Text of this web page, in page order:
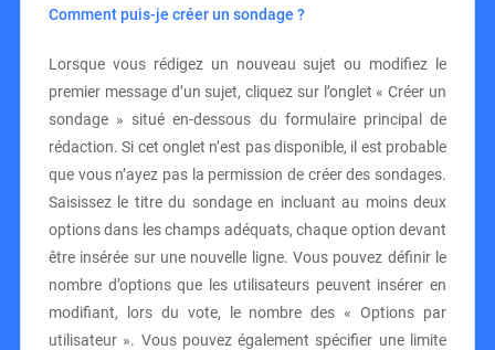
Comment puis-je créer un sondage ?
Lorsque vous rédigez un nouveau sujet ou modifiez le
premier message d’un sujet, cliquez sur l’onglet « Créer un
sondage » situé en-dessous du formulaire principal de
rédaction. Si cet onglet n’est pas disponible, il est probable
que vous n’ayez pas la permission de créer des sondages.
Saisissez le titre du sondage en incluant au moins deux
options dans les champs adéquats, chaque option devant
être insérée sur une nouvelle ligne. Vous pouvez définir le
nombre d’options que les utilisateurs peuvent insérer en
modifiant, lors du vote, le nombre des « Options par
utilisateur ». Vous pouvez également spécifier une limite